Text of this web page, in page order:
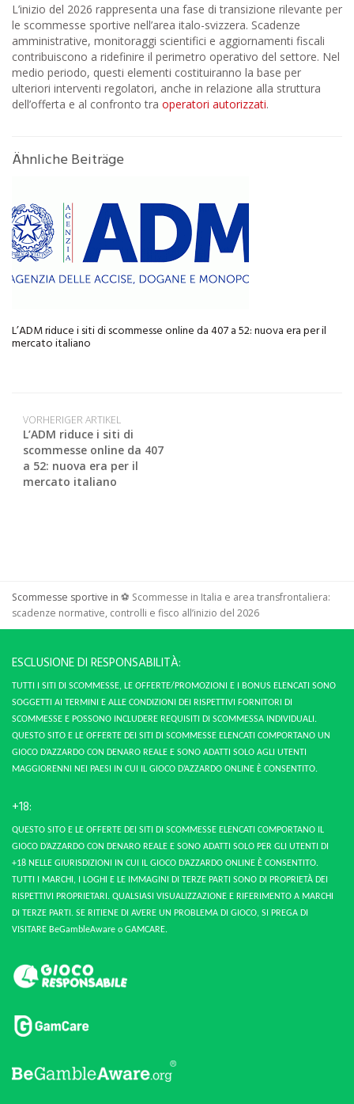
L’inizio del 2026 rappresenta una fase di transizione rilevante per
le scommesse sportive nell’area italo-svizzera. Scadenze
amministrative, monitoraggi scientifici e aggiornamenti fiscali
contribuiscono a ridefinire il perimetro operativo del settore. Nel
medio periodo, questi elementi costituiranno la base per
ulteriori interventi regolatori, anche in relazione alla struttura
dell’offerta e al confronto tra operatori autorizzati.
Ähnliche Beiträge
L’ADM riduce i siti di scommesse online da 407 a 52: nuova era per il
mercato italiano
VORHERIGER ARTIKEL
L’ADM riduce i siti di
scommesse online da 407
a 52: nuova era per il
mercato italiano
Scommesse sportive in ⚽ Scommesse in Italia e area transfrontaliera:
scadenze normative, controlli e fisco all’inizio del 2026
ESCLUSIONE DI RESPONSABILITÀ:
TUTTI I SITI DI SCOMMESSE, LE OFFERTE/PROMOZIONI E I BONUS ELENCATI SONO
SOGGETTI AI TERMINI E ALLE CONDIZIONI DEI RISPETTIVI FORNITORI DI
SCOMMESSE E POSSONO INCLUDERE REQUISITI DI SCOMMESSA INDIVIDUALI.
QUESTO SITO E LE OFFERTE DEI SITI DI SCOMMESSE ELENCATI COMPORTANO UN
GIOCO D’AZZARDO CON DENARO REALE E SONO ADATTI SOLO AGLI UTENTI
MAGGIORENNI NEI PAESI IN CUI IL GIOCO D’AZZARDO ONLINE È CONSENTITO.
+18:
QUESTO SITO E LE OFFERTE DEI SITI DI SCOMMESSE ELENCATI COMPORTANO IL
GIOCO D’AZZARDO CON DENARO REALE E SONO ADATTI SOLO PER GLI UTENTI DI
+18 NELLE GIURISDIZIONI IN CUI IL GIOCO D’AZZARDO ONLINE È CONSENTITO.
TUTTI I MARCHI, I LOGHI E LE IMMAGINI DI TERZE PARTI SONO DI PROPRIETÀ DEI
RISPETTIVI PROPRIETARI. QUALSIASI VISUALIZZAZIONE E RIFERIMENTO A MARCHI
DI TERZE PARTI. SE RITIENE DI AVERE UN PROBLEMA DI GIOCO, SI PREGA DI
VISITARE BeGambleAware o GAMCARE.